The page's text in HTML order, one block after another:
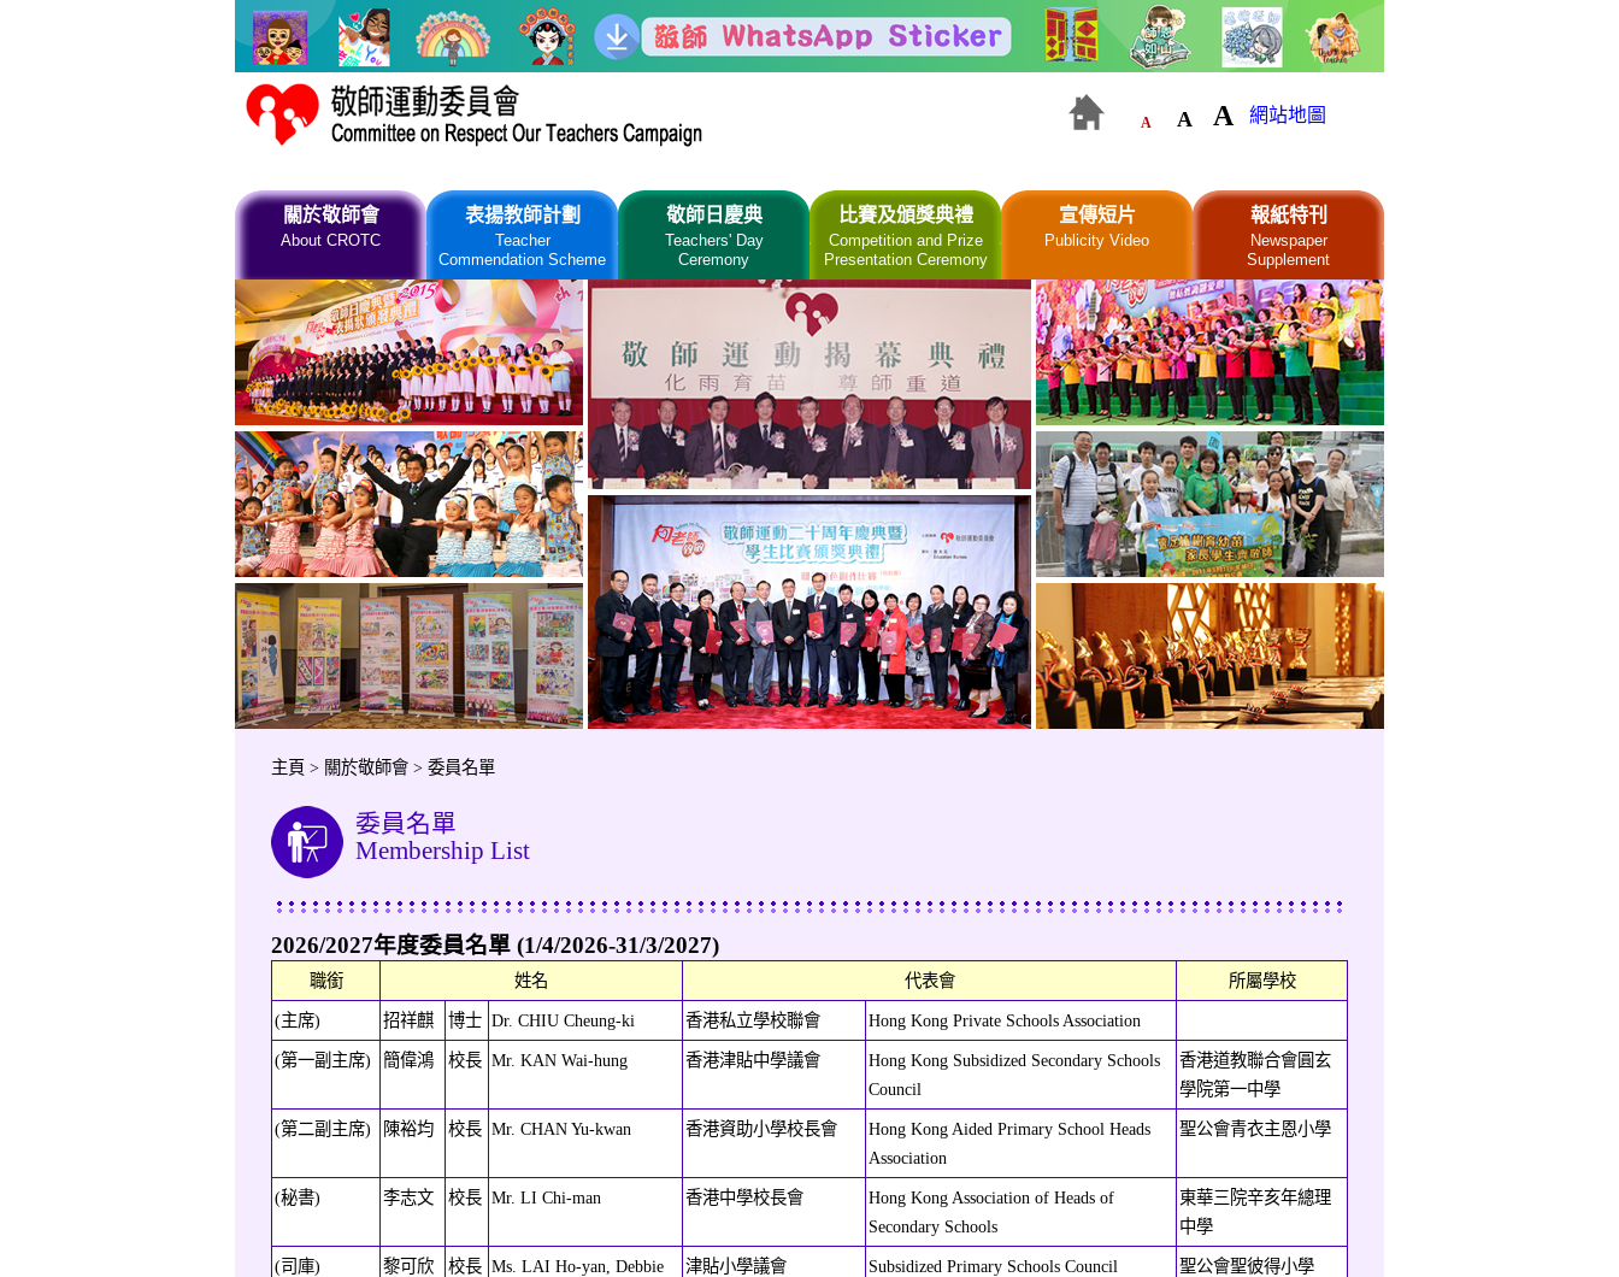
A A A 網站地圖
關於敬師會
About CROTC
表揚教師計劃
Teacher
Commendation Scheme
敬師日慶典
Teachers' Day
Ceremony
比賽及頒獎典禮
Competition and Prize
Presentation Ceremony
宣傳短片
Publicity Video
報紙特刊
Newspaper
Supplement
主頁 > 關於敬師會 > 委員名單
委員名單
Membership List
2026/2027年度委員名單 (1/4/2026-31/3/2027)
職銜 姓名 代表會 所屬學校
(主席) 招祥麒 博士 Dr. CHIU Cheung-ki 香港私立學校聯會 Hong Kong Private Schools Association
(第一副主席) 簡偉鴻 校長 Mr. KAN Wai-hung 香港津貼中學議會
Hong Kong Subsidized Secondary Schools
Council
香港道教聯合會圓玄
學院第一中學
(第二副主席) 陳裕均 校長 Mr. CHAN Yu-kwan 香港資助小學校長會
Hong Kong Aided Primary School Heads
Association
聖公會青衣主恩小學
(秘書) 李志文 校長 Mr. LI Chi-man 香港中學校長會
Hong Kong Association of Heads of
Secondary Schools
東華三院辛亥年總理
中學
(司庫) 黎可欣 校長 Ms. LAI Ho-yan, Debbie 津貼小學議會 Subsidized Primary Schools Council 聖公會聖彼得小學